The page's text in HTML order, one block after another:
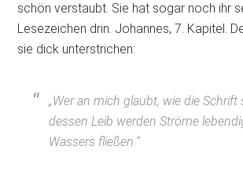
schön verstaubt. Sie hat sogar noch ihr
Lesezeichen drin. Johannes, 7. Kapitel.
sie dick unterstrichen:
„Wer an mich glaubt, wie die Schrift
dessen Leib werden Ströme
Wassers fließen.“